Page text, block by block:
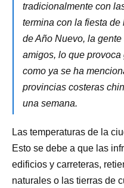
tradicionalmente con
termina con la fiesta
de Año Nuevo, la
amigos, lo que
como ya se ha
provincias costeras
una semana.
Las temperaturas de la
Esto se debe a que las
edificios y carreteras,
naturales o las tierras de